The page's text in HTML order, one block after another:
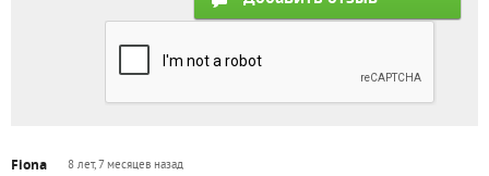
Fiona 8 лет, 7 месяцев назад